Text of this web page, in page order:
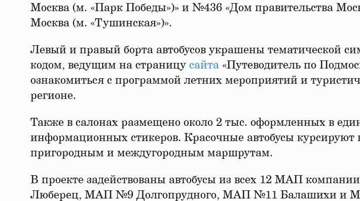
Москва (м. «Парк Победы»)» и №436 «Дом правительства
Москва (м. «Тушинская»)».
Левый и правый борта автобусов украшены тематической
кодом, ведущим на страницу сайта «Путеводитель по
ознакомиться с программой летних мероприятий и
регионе.
Также в салонах размещено около 2 тыс. оформленных в
информационных стикеров. Красочные автобусы курсируют
пригородным и междугородным маршрутам.
В проекте задействованы автобусы из всех 12 МАП
Люберец, МАП №9 Долгопрудного, МАП №11 Балашихи и